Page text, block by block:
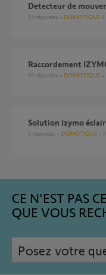
Detecteur de
15 réponses DOMOTIQUE
raccordement
16 réponses DOMOTIQUE
Solution Izymo
3 réponses DOMOTIQUE
CE N'EST PAS CE
QUE VOUS
Posez votre